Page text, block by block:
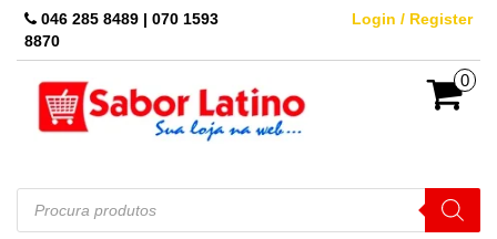
Skip
046 285 8489 | 070 1593
8870
Login / Register
0
Pesquisar
produtos